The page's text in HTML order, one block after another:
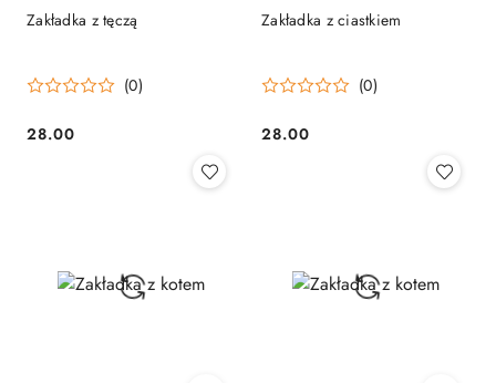
Zakładka z tęczą
(0)
Cena:
28.00
Zakładka z ciastkiem
(0)
Cena:
28.00